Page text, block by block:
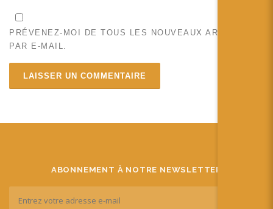
PRÉVENEZ-MOI DE TOUS LES NOUVEAUX ARTICLES
PAR E-MAIL.
ABONNEMENT À NOTRE NEWSLETTER